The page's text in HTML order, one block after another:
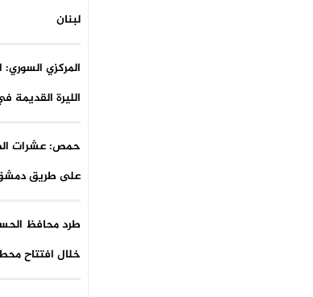
لبنان
المركزي
الليرة القديمة في 30
حمص: عشرات
على طريق دمشق
طرد محافظ
خلال افتتاح